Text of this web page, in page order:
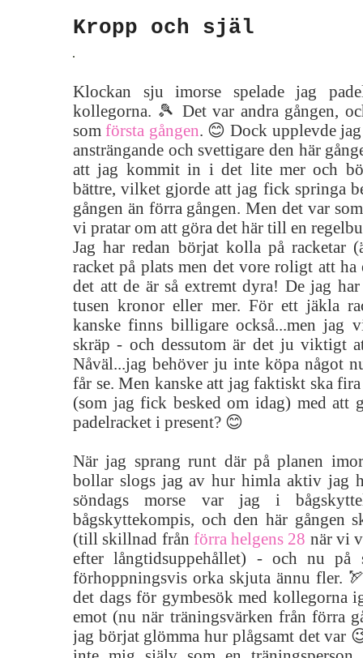
Kropp och själ
Klockan sju imorse spelade jag
kollegorna. 🎾 Det var andra gången,
somförsta gången. 😊 Dock upplevde
ansträngande och svettigare den här
att jag kommit in i det lite mer och
bättre, vilket gjorde att jag fick springa
gången än förra gången. Men det var
vi pratar om att göra det här till en
Jag har redan börjat kolla på racketar
racket på plats men det vore roligt att ha
det att de är så extremt dyra! De jag
tusen kronor eller mer. För ett jäkla
kanske finns billigare också...men jag
skräp - och dessutom är det ju viktigt
Nåväl...jag behöver ju inte köpa något
får se. Men kanske att jag faktiskt ska
(som jag fick besked om idag) med att
padelracket i present? 😊
När jag sprang runt där på planen
bollar slogs jag av hur himla aktiv jag
söndags morse var jag i
bågskyttekompis, och den här gången
(till skillnad från förra helgens 28 när vi
efter långtidsuppehållet) - och nu på
förhoppningsvis orka skjuta ännu fler.
det dags för gymbesök med kollegorna
emot (nu när träningsvärken från förra
jag börjat glömma hur plågsamt det var